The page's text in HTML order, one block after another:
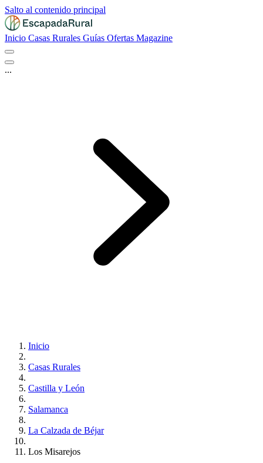
Salto al contenido principal
Inicio Casas Rurales Guías Ofertas Magazine
...
Inicio
Casas Rurales
Castilla y León
Salamanca
La Calzada de Béjar
Los Misarejos